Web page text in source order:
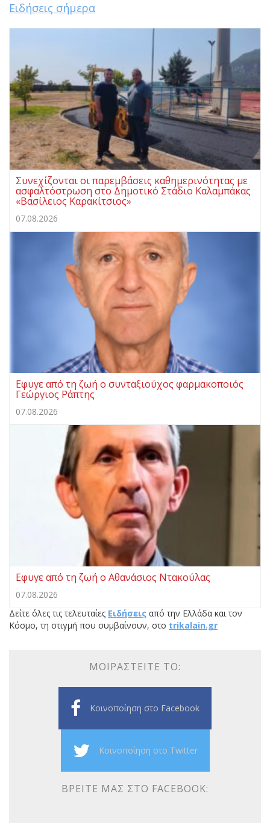
Ειδήσεις σήμερα
Συνεχίζονται οι παρεμβάσεις καθημερινότητας με
ασφαλτόστρωση στο Δημοτικό Στάδιο Καλαμπάκας
«Βασίλειος Καρακίτσιος»
07.08.2026
Εφυγε από τη ζωή ο συνταξιούχος φαρμακοποιός
Γεώργιος Ράπτης
07.08.2026
Eφυγε από τη ζωή ο Αθανάσιος Ντακούλας
07.08.2026
Δείτε όλες τις τελευταίες Ειδήσεις από την Ελλάδα και τον
Κόσμο, τη στιγμή που συμβαίνουν, στο trikalain.gr
ΜΟΙΡΑΣΤΕΊΤΕ ΤΟ:
Κοινοποίηση στο Facebook
Κοινοποίηση στο Twitter
ΒΡΕΊΤΕ ΜΑΣ ΣΤΟ FACEBOOK: